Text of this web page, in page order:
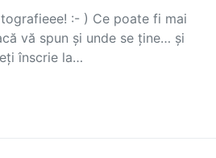
:- ) Ce poate fi mai
vă spun și unde se ține… și
înscrie la…